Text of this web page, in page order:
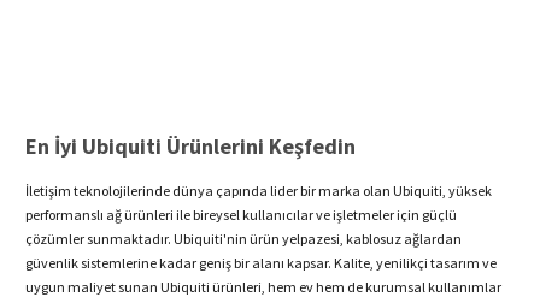
En İyi Ubiquiti Ürünlerini Keşfedin
İletişim teknolojilerinde dünya çapında lider bir marka olan Ubiquiti, yüksek
performanslı ağ ürünleri ile bireysel kullanıcılar ve işletmeler için güçlü
çözümler sunmaktadır. Ubiquiti'nin ürün yelpazesi, kablosuz ağlardan
güvenlik sistemlerine kadar geniş bir alanı kapsar. Kalite, yenilikçi tasarım ve
uygun maliyet sunan Ubiquiti ürünleri, hem ev hem de kurumsal kullanımlar